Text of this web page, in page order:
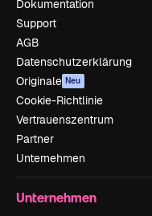
Dokumentation
Support
AGB
Datenschutzerklärung
Originale Neu
Cookie-Richtlinie
Vertrauenszentrum
Partner
Unternehmen
Unternehmen